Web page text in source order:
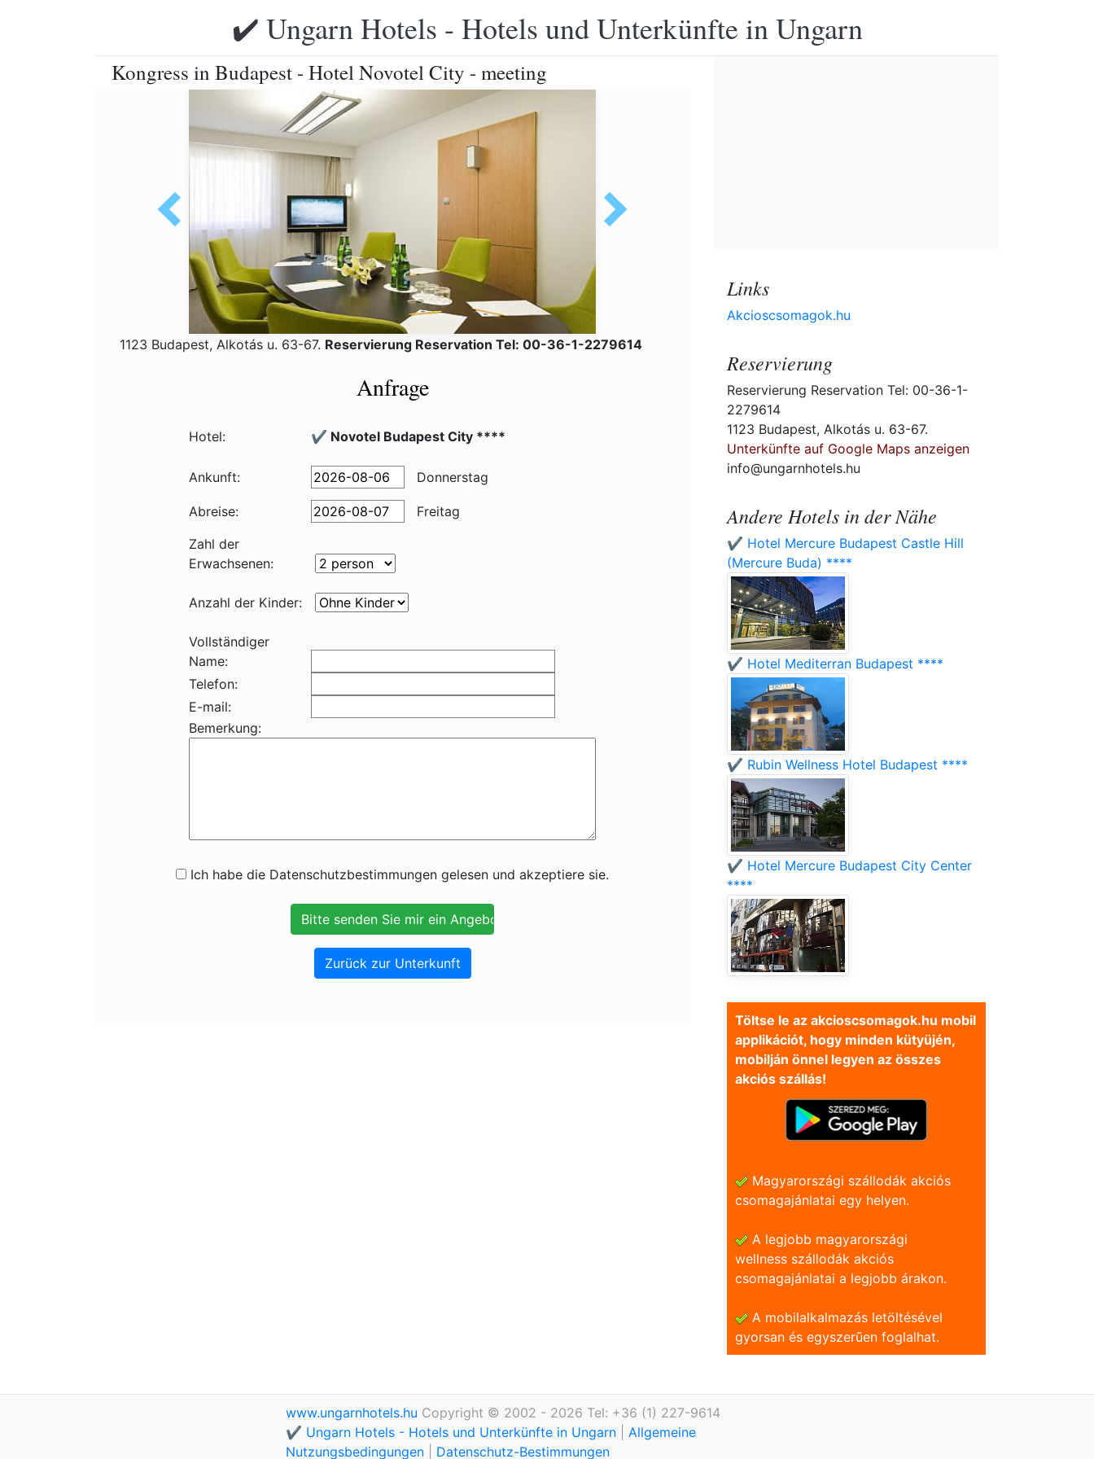
✔️ Ungarn Hotels - Hotels und Unterkünfte in Ungarn
Kongress in Budapest - Hotel Novotel City - meeting
1123 Budapest, Alkotás u. 63-67. Reservierung Reservation Tel: 00-36-1-2279614
Anfrage
Hotel: ✔️ Novotel Budapest City ****
Ankunft: Donnerstag
Abreise:
Freitag
Zahl der
Erwachsenen:
Anzahl der Kinder:
Vollständiger
Name:
Telefon:
E-mail:
Bemerkung:
Ich habe die Datenschutzbestimmungen gelesen und akzeptiere sie.
Zurück zur Unterkunft
Links
Akcioscsomagok.hu
Reservierung
Reservierung Reservation Tel: 00-36-1-
2279614
1123 Budapest, Alkotás u. 63-67.
Unterkünfte auf Google Maps anzeigen
info@ungarnhotels.hu
Andere Hotels in der Nähe
✔️ Hotel Mercure Budapest Castle Hill
(Mercure Buda) ****
✔️ Hotel Mediterran Budapest ****
✔️ Rubin Wellness Hotel Budapest ****
✔️ Hotel Mercure Budapest City Center
****
Töltse le az akcioscsomagok.hu mobil
applikációt, hogy minden kütyüjén,
mobilján önnel legyen az összes
akciós szállás!
Magyarországi szállodák akciós
csomagajánlatai egy helyen.
A legjobb magyarországi
wellness szállodák akciós
csomagajánlatai a legjobb árakon.
A mobilalkalmazás letöltésével
gyorsan és egyszerũen foglalhat.
www.ungarnhotels.hu Copyright © 2002 - 2026 Tel: +36 (1) 227-9614
✔️ Ungarn Hotels - Hotels und Unterkünfte in Ungarn
Allgemeine
Nutzungsbedingungen
Datenschutz-Bestimmungen